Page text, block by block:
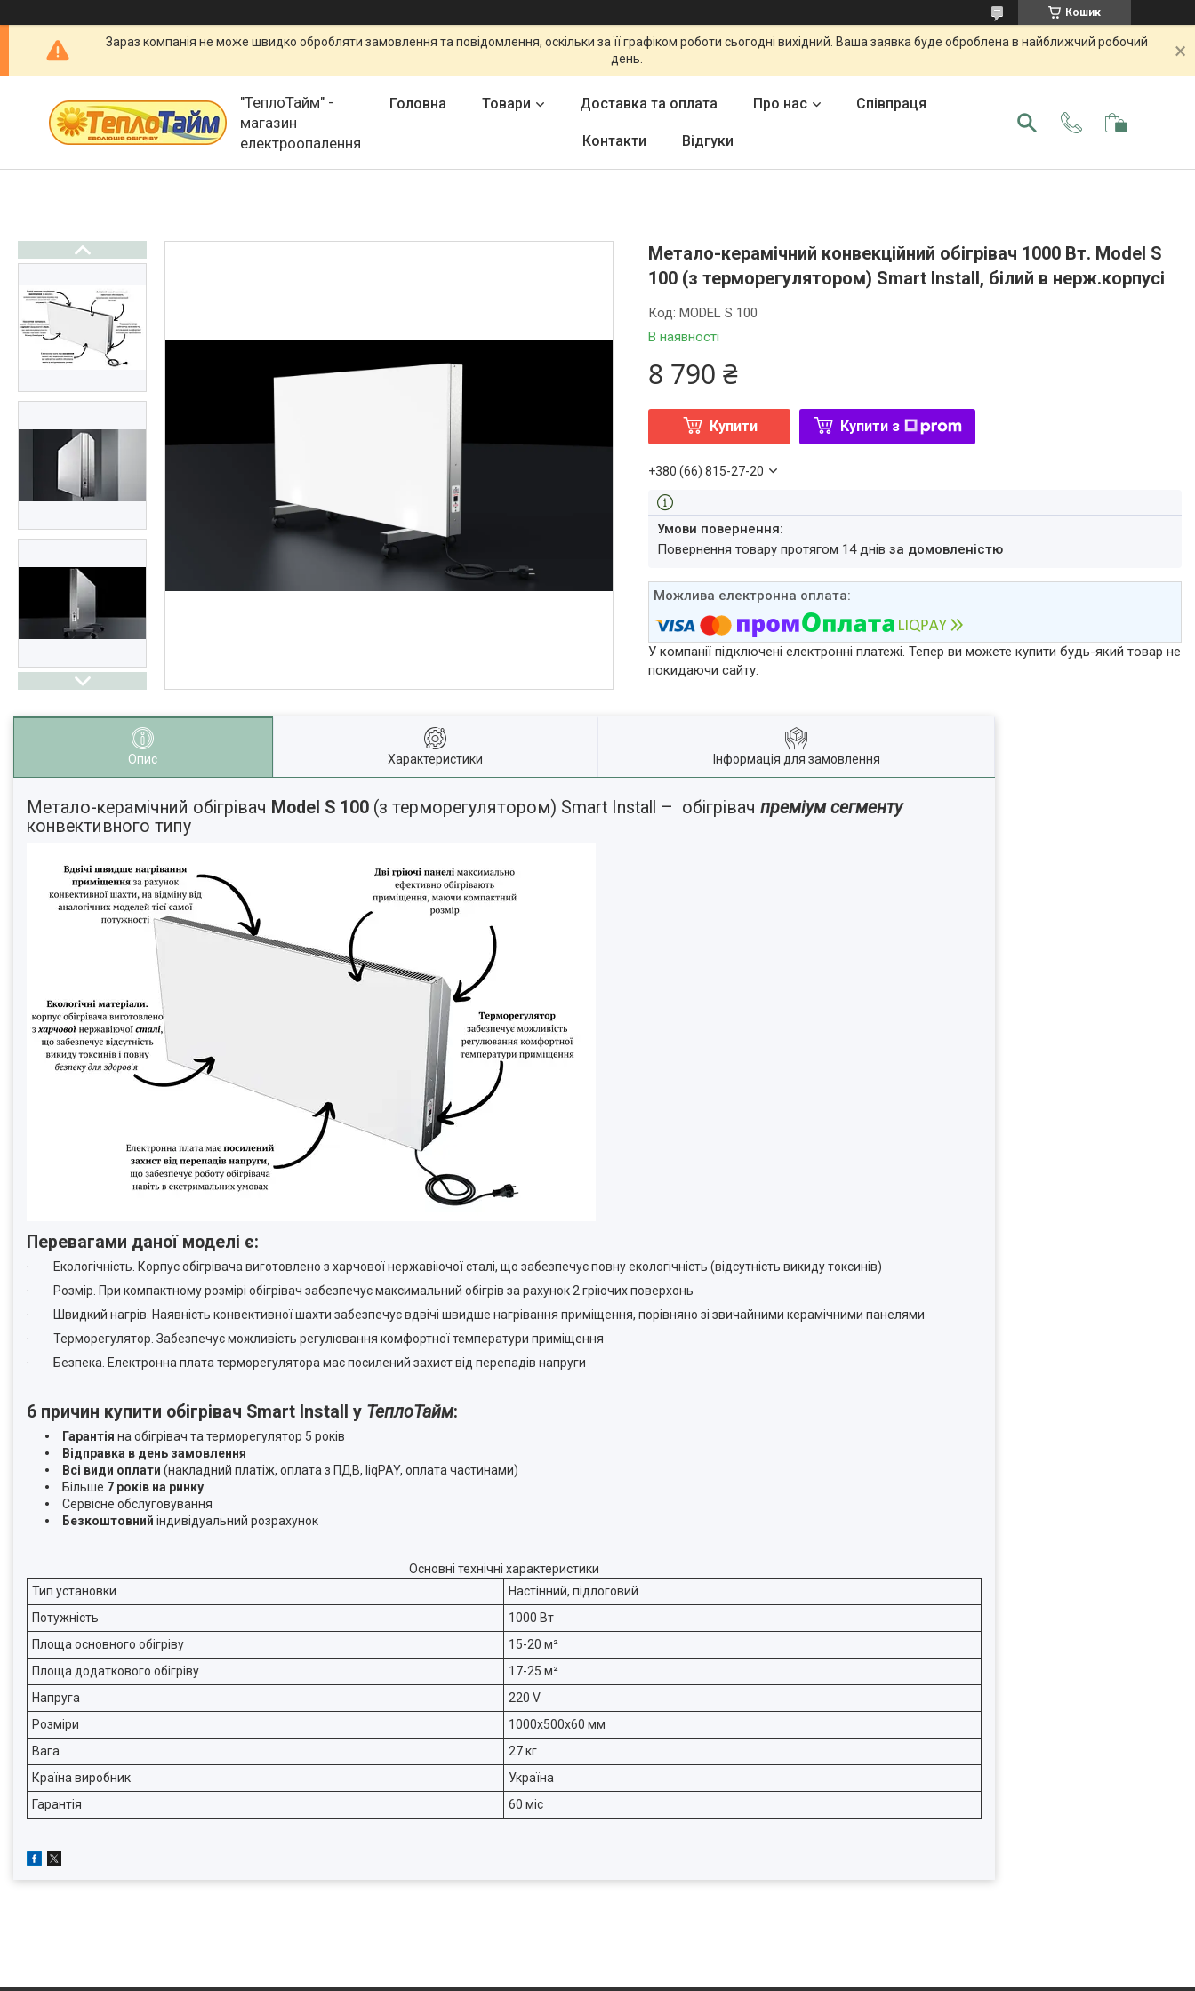
Кошик
Зараз компанія не може швидко обробляти замовлення та повідомлення, оскільки за її графіком роботи сьогодні вихідний. Ваша заявка буде оброблена в найближчий робочий
день.
"ТеплоТайм" -
магазин
електроопалення
Головна Товари Доставка та оплата Про нас Співпраця
Контакти Відгуки
Метало-керамічний конвекційний обігрівач 1000 Вт. Model S
100 (з терморегулятором) Smart Install, білий в нерж.корпусі
В наявності
Код:MODEL S 100
8 790 ₴
Купити Купити з
+380 (66) 815-27-20
повернення товару протягом 14 днівза домовленістю
У компанії підключені електронні платежі. Тепер ви можете купити будь-який товар не
покидаючи сайту.
Опис Характеристики Інформація для замовлення
Метало-керамічний обігрівач Model S 100 (з терморегулятором) Smart Install – обігрівач преміум сегменту
конвективного типу
Перевагами даної моделі є:
· Екологічність. Корпус обігрівача виготовлено з харчової нержавіючої сталі, що забезпечує повну екологічність (відсутність викиду токсинів)
· Розмір. При компактному розмірі обігрівач забезпечує максимальний обігрів за рахунок 2 гріючих поверхонь
· Швидкий нагрів. Наявність конвективної шахти забезпечує вдвічі швидше нагрівання приміщення, порівняно зі звичайними керамічними панелями
· Терморегулятор. Забезпечує можливість регулювання комфортної температури приміщення
· Безпека. Електронна плата терморегулятора має посилений захист від перепадів напруги
6 причин купити обігрівач Smart Install у ТеплоТайм:
Гарантія на обігрівач та терморегулятор 5 років
Відправка в день замовлення
Всі види оплати (накладний платіж, оплата з ПДВ, liqPAY, оплата частинами)
Більше 7 років на ринку
Сервісне обслуговування
Безкоштовний індивідуальний розрахунок
Основні технічні характеристики
Тип установки
Настінний, підлоговий
Потужність
1000 Вт
Площа основного обігріву
15-20 м²
Площа додаткового обігріву
17-25 м²
Напруга
220 V
Розміри
1000х500х60 мм
Вага
27 кг
Країна виробник
Україна
Гарантія
60 міс